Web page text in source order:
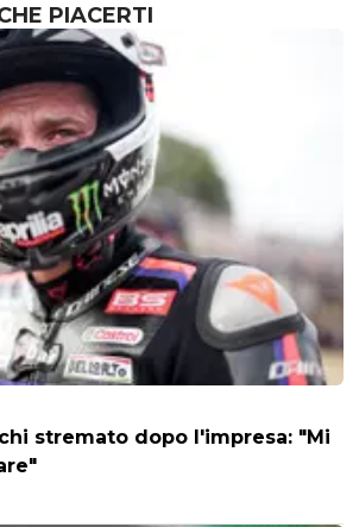
PIACERTI
stremato dopo l'impresa: "Mi